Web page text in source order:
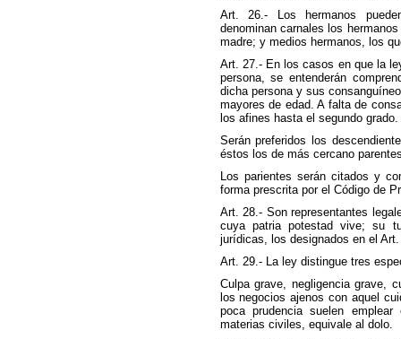
Art. 26.- Los hermanos
denominan carnales los
madre; y medios hermanos, los
Art. 27.- En los casos en que la
persona, se entenderán
dicha persona y sus
mayores de edad. A falta de
los afines hasta el segundo grado.
Serán preferidos los
éstos los de más cercano
Los parientes serán citados y
forma prescrita por el Código de
Art. 28.- Son representantes
cuya patria potestad vive; su
jurídicas, los designados en el
Art. 29.- La ley distingue tres
Culpa grave, negligencia grave,
los negocios ajenos con aquel
poca prudencia suelen
materias civiles, equivale al dolo.